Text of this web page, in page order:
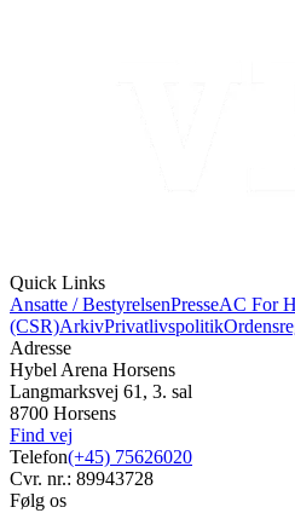
Quick Links
Ansatte / BestyrelsenPresseAC For
(CSR)ArkivPrivatlivspolitik
Adresse
Hybel Arena Horsens
Langmarksvej 61, 3. sal
8700 Horsens
Find vej
Telefon(+45) 75626020
Cvr. nr.: 89943728
Følg os